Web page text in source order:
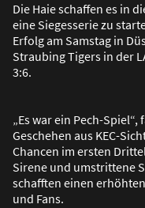
Die Haie schaffen es in
eine Siegesserie zu
Erfolg am Samstag in
Straubing Tigers in der
3:6.
„Es war ein Pech-
Geschehen aus KEC-
Chancen im ersten
Sirene und umstrittene
schafften einen
und Fans.